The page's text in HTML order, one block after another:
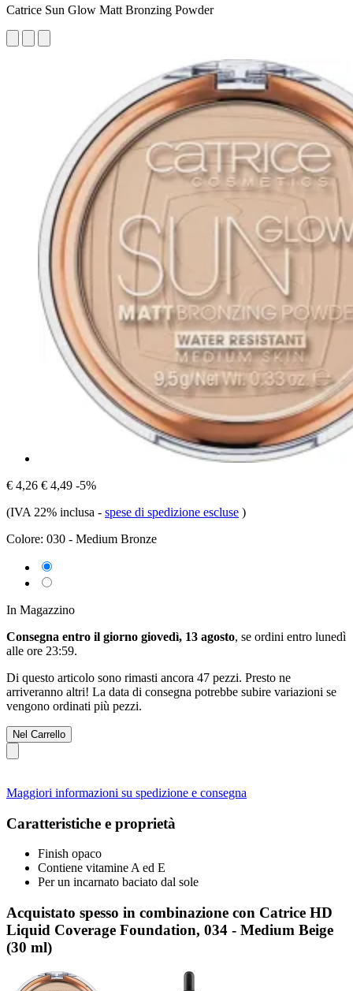
Catrice Sun Glow Matt Bronzing Powder
€ 4,26 € 4,49 -5%
(IVA 22% inclusa - spese di spedizione escluse )
Colore: 030 - Medium Bronze
In Magazzino
Consegna entro il giorno giovedì, 13 agosto, se ordini entro lunedì
alle ore 23:59.
Di questo articolo sono rimasti ancora 47 pezzi. Presto ne
arriveranno altri! La data di consegna potrebbe subire variazioni se
vengono ordinati più pezzi.
Nel Carrello
Maggiori informazioni su spedizione e consegna
Caratteristiche e proprietà
Finish opaco
Contiene vitamine A ed E
Per un incarnato baciato dal sole
Acquistato spesso in combinazione con Catrice HD
Liquid Coverage Foundation, 034 - Medium Beige
(30 ml)